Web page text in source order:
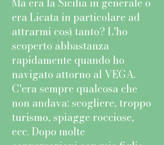
era Licata in particolare ad
attrarmi così tanto? L'ho
scoperto abbastanza
rapidamente quando ho
navigato attorno al VEGA.
C'era sempre qualcosa che
non andava: scogliere, troppo
turismo, spiagge rocciose,
ecc. Dopo molte